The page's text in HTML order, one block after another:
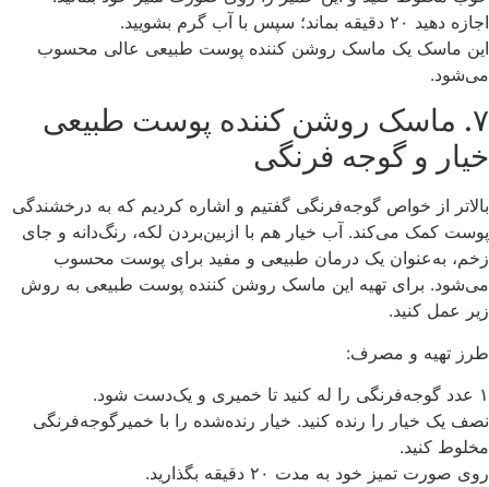
اجازه دهید ۲۰ دقیقه بماند؛ سپس با آب گرم بشویید.
این ماسک یک ماسک روشن کننده پوست طبیعی عالی محسوب
می‌شود.
۷. ماسک روشن کننده پوست طبیعی
خیار و گوجه ‌فرنگی
بالاتر از خواص گوجه‌فرنگی گفتیم و اشاره کردیم که به درخشندگی
پوست کمک می‌کند. آب خیار هم با ازبین‌بردن لکه‌، رنگ‌دانه‌ و جای
زخم، به‌عنوان یک درمان طبیعی و مفید برای پوست محسوب
می‌شود. برای تهیه این ماسک روشن کننده پوست طبیعی به روش
زیر عمل کنید.
طرز تهیه و مصرف:
۱ عدد گوجه‌فرنگی را له کنید تا خمیری و یک‌دست شود.
نصف یک خیار را رنده کنید. خیار رنده‌شده را با خمیرگوجه‌فرنگی
مخلوط کنید.
روی صورت تمیز خود به مدت ۲۰ دقیقه بگذارید.